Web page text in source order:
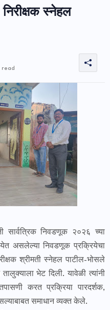
स्नेहल
read
निवडणूक २०२६ च्या
येत असलेल्या निवडणूक प्रक्रियेचा
श्रीमती स्नेहल पाटील-भोसले
भेट दिली. यावेळी त्यांनी
करत प्रक्रिया पारदर्शक,
समाधान व्यक्त केले.